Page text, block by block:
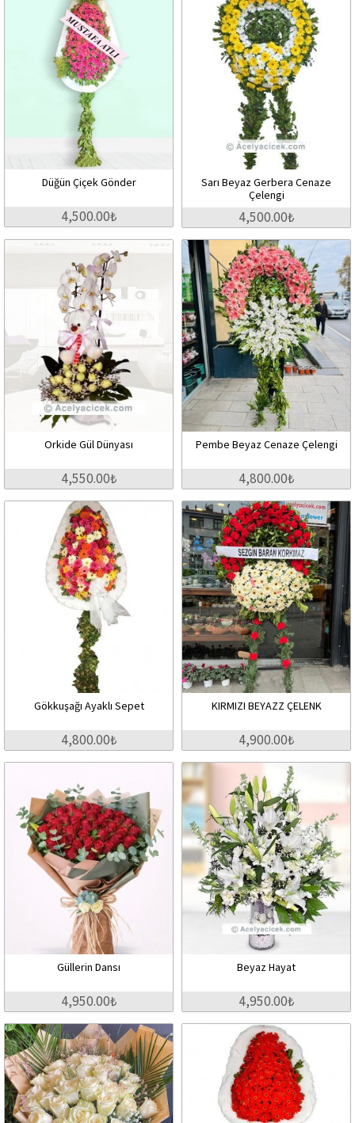
Düğün Çiçek Gönder
4,500.00₺
Sarı Beyaz Gerbera Cenaze
Çelengi
4,500.00₺
Orkide Gül Dünyası
4,550.00₺
Pembe Beyaz Cenaze Çelengi
4,800.00₺
Gökkuşağı Ayaklı Sepet
4,800.00₺
KIRMIZI BEYAZZ ÇELENK
4,900.00₺
Güllerin Dansı
4,950.00₺
Beyaz Hayat
4,950.00₺